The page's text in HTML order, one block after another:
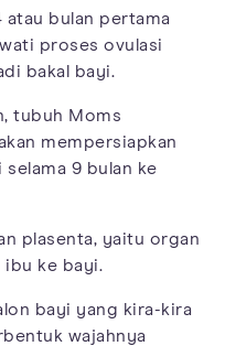
atau bulan pertama
proses ovulasi
bakal bayi.
tubuh Moms
mempersiapkan
9 bulan ke
plasenta, yaitu organ
ibu ke bayi.
bayi yang kira-kira
wajahnya